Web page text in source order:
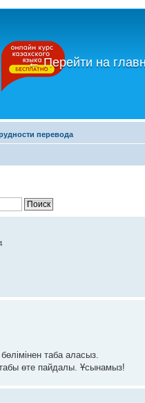
←Перейти на
перевода
таба аласыз.
өте пайдалы. Ұсынамыз!